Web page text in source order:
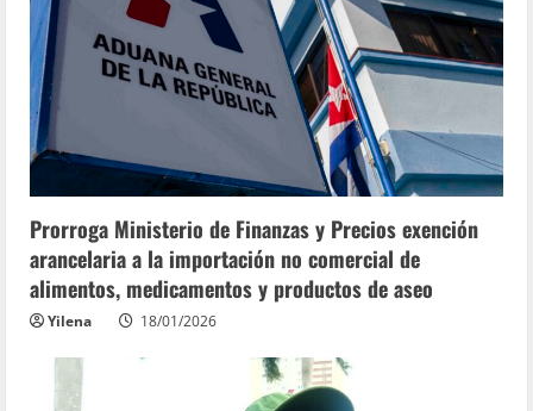
Prorroga Ministerio de Finanzas y Precios exención
arancelaria a la importación no comercial de
alimentos, medicamentos y productos de aseo
Yilena 18/01/2026